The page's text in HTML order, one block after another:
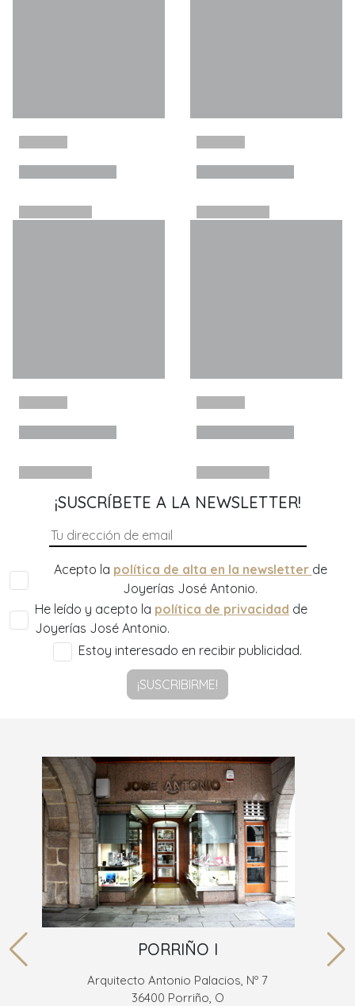
¡SUSCRÍBETE A LA NEWSLETTER!
Acepto la política de alta en la newsletter de
Joyerías José Antonio.
He leído y acepto la política de privacidad de
Joyerías José Antonio.
Estoy interesado en recibir publicidad.
¡SUSCRIBIRME!
PORRIÑO I
Arquitecto Antonio Palacios, Nº 7
36400 Porriño, O